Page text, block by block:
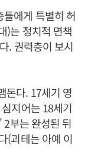
에게 특별히 허
)는 정치적 면책
. 권력층이 보시
돈다. 17세기 영
지어는 18세기
부는 완성된 뒤
(괴테는 아예 이